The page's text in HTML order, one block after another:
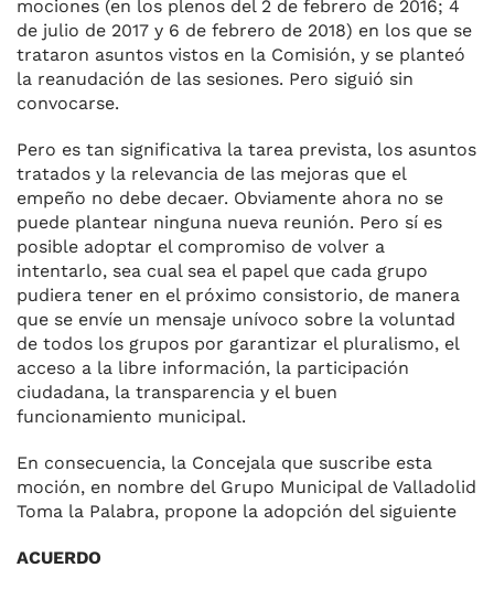
mociones (en los plenos del 2 de febrero de 2016; 4
de julio de 2017 y 6 de febrero de 2018) en los que se
trataron asuntos vistos en la Comisión, y se planteó
la reanudación de las sesiones. Pero siguió sin
convocarse.
Pero es tan significativa la tarea prevista, los asuntos
tratados y la relevancia de las mejoras que el
empeño no debe decaer. Obviamente ahora no se
puede plantear ninguna nueva reunión. Pero sí es
posible adoptar el compromiso de volver a
intentarlo, sea cual sea el papel que cada grupo
pudiera tener en el próximo consistorio, de manera
que se envíe un mensaje unívoco sobre la voluntad
de todos los grupos por garantizar el pluralismo, el
acceso a la libre información, la participación
ciudadana, la transparencia y el buen
funcionamiento municipal.
En consecuencia, la Concejala que suscribe esta
moción, en nombre del Grupo Municipal de Valladolid
Toma la Palabra, propone la adopción del siguiente
ACUERDO